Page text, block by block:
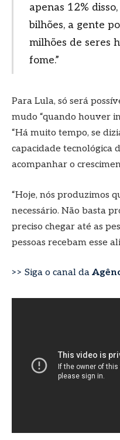
apenas 12%
bilhões, a gente
milhões de seres
fome.”
Para Lula, só será
mudo “quando houver
“Há muito tempo, se
capacidade tecnológica
acompanhar o
“Hoje, nós produzimos
necessário. Não basta
preciso chegar até as
pessoas recebam esse
>> Siga o canal da